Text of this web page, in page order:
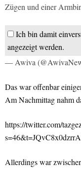
Zügen und einer
Ich bin damit
angezeigt werden.
— Awiva
Das war offenbar
Am Nachmittag nahm
https://twitter.com/
Allerdings war